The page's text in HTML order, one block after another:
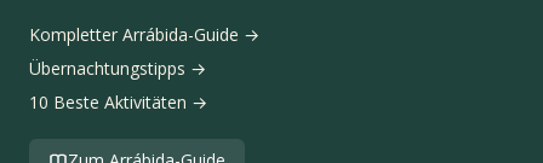
Kompletter Arrábida-Guide →
Übernachtungstipps →
10 Beste Aktivitäten →